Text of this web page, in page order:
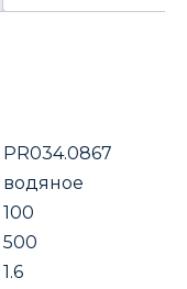
PR034.0867
водяное
100
500
1.6